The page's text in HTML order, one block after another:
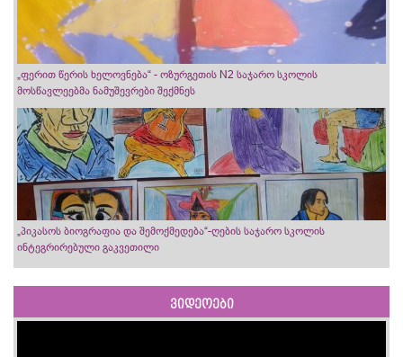
„ფერით წერის ხელოვნება“ - ოზურგეთის N2 საჯარო სკოლის
მოსწავლეებმა ნამუშევრები შექმნეს
„პიკასოს ბიოგრაფია და შემოქმედება“-ღების საჯარო სკოლის
ინტეგრირებული გაკვეთილი
ვიდეოები